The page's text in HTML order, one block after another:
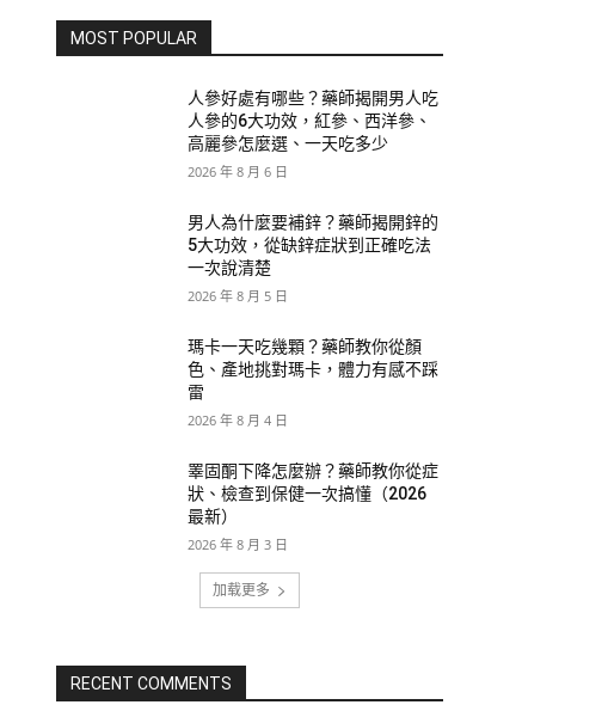
MOST POPULAR
人參好處有哪些？藥師揭開男人吃
人參的6大功效，紅參、西洋參、
高麗參怎麼選、一天吃多少
2026 年 8 月 6 日
男人為什麼要補鋅？藥師揭開鋅的
5大功效，從缺鋅症狀到正確吃法
一次說清楚
2026 年 8 月 5 日
瑪卡一天吃幾顆？藥師教你從顏
色、產地挑對瑪卡，體力有感不踩
雷
2026 年 8 月 4 日
睪固酮下降怎麼辦？藥師教你從症
狀、檢查到保健一次搞懂（2026
最新）
2026 年 8 月 3 日
加载更多
RECENT COMMENTS